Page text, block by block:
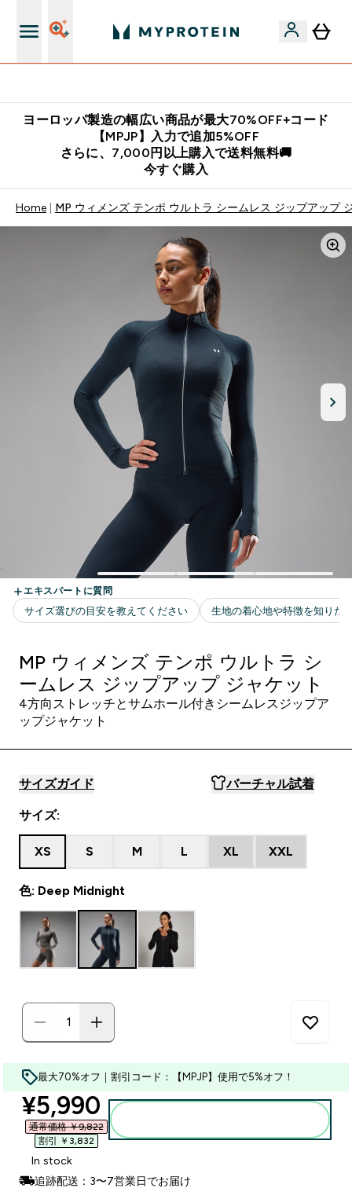
ヨーロッパ製造の幅広い商品が最大70%OFF+コード
【MPJP】入力で追加5%OFF
さらに、7,000円以上購入で送料無料🚚
今すぐ購入
Home MP ウィメンズ テンポ ウルトラ シームレス ジップアップ
MP ウィメンズ テンポ ウルトラ シ
ームレス ジップアップ ジャケット
4方向ストレッチとサムホール付きシームレスジップア
ップジャケット
サイズガイド バーチャル試着
サイズ:
XS S M L XL XXL
色: Deep Midnight
最大70%オフ｜割引コード：【MPJP】使用で5%オフ！
discounted price
¥5,990‎
通常価格 ￥9,822‎
割引 ￥3,832‎
In stock
追跡配送：3〜7営業日でお届け